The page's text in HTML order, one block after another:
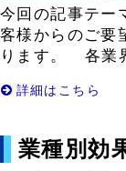
今回の記事テ
客様からのご要
ります。 各業
詳細はこちら
業種別効